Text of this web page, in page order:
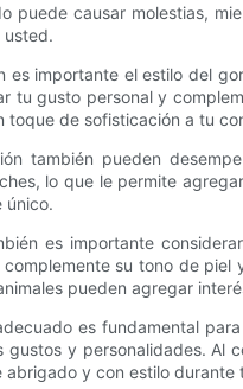
puede causar molestias,
usted.
es importante el estilo del
tu gusto personal y
toque de sofisticación a tu
también pueden
lo que le permite
único.
es importante
su tono de
pueden agregar
es fundamental
y personalidades. Al
y con estilo durante